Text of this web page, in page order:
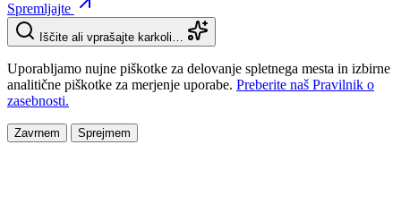
Spremljajte
Iščite ali vprašajte karkoli…
Uporabljamo nujne piškotke za delovanje spletnega mesta in izbirne
analitične piškotke za merjenje uporabe. Preberite naš Pravilnik o
zasebnosti.
Zavrnem Sprejmem